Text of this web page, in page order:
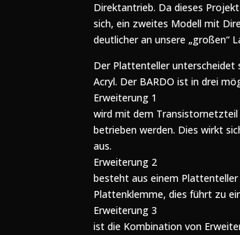
Direktantrieb. Da dieses
sich, ein zweites Modell mit
deutlicher an unsere „großen“
Der Plattenteller unterscheidet
Acryl. Der BARDO ist in drei
Erweiterung 1
wird mit dem
betrieben werden. Dies wirkt
aus.
Erweiterung 2
besteht aus einem
Plattenklemme, dies führt zu
Erweiterung 3
ist die Kombination von